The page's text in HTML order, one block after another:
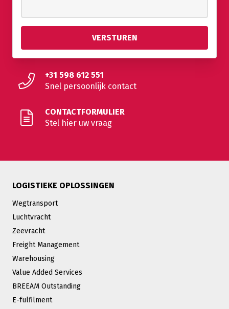
+31 598 612 551
Snel persoonlijk contact
CONTACTFORMULIER
Stel hier uw vraag
LOGISTIEKE OPLOSSINGEN
Wegtransport
Luchtvracht
Zeevracht
Freight Management
Warehousing
Value Added Services
BREEAM Outstanding
E-fulfilment